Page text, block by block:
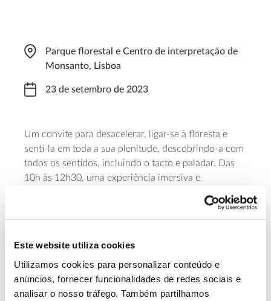
Este website utiliza cookies
Utilizamos cookies para personalizar conteúdo e
anúncios, fornecer funcionalidades de redes sociais e
analisar o nosso tráfego. Também partilhamos
Parque florestal e Centro de interpretação de
Monsanto, Lisboa
23 de setembro de 2023
Um convite para desacelerar, ligar-se à floresta e
senti-la em toda a sua plenitude, descobrindo-a com
todos os sentidos, incluindo o tacto e paladar. Das
10h às 12h30, uma experiência imersiva e
e guiada por um técnico especializado
em “banhos de floresta”. A atividade requer inscrição
Saiba mais sobre os Banhos de floresta
em Monsanto